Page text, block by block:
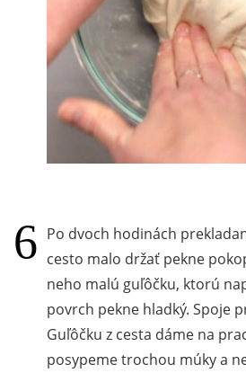
Po dvoch hodinách
cesto malo držať pekne
neho malú guľôčku, ktorú
povrch pekne hladký. Spoje
Guľôčku z cesta dáme na
posypeme trochou múky a